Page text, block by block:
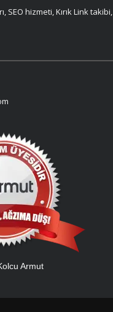
SEO hizmeti, Kırık Link takibi,
Armut